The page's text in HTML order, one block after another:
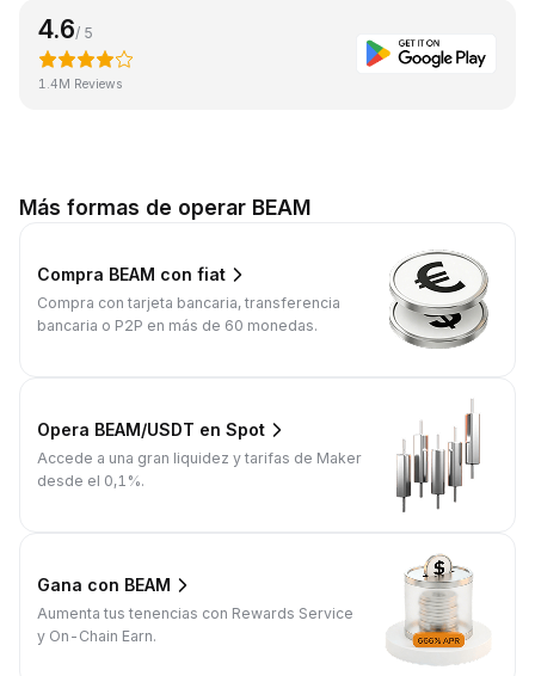
4.6/ 5
1.4M Reviews
Más formas de operar BEAM
Compra BEAM con fiat
Compra con tarjeta bancaria, transferencia
bancaria o P2P en más de 60 monedas.
Opera BEAM/USDT en Spot
Accede a una gran liquidez y tarifas de Maker
desde el 0,1%.
Gana con BEAM
Aumenta tus tenencias con Rewards Service
y On-Chain Earn.